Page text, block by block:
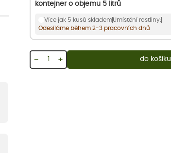
kontejner o objemu 5 litrů
Více jak 5 kusů sklademUmístění rostliny:
Odesíláme během 2-3 pracovních dnů
+
− do košíku